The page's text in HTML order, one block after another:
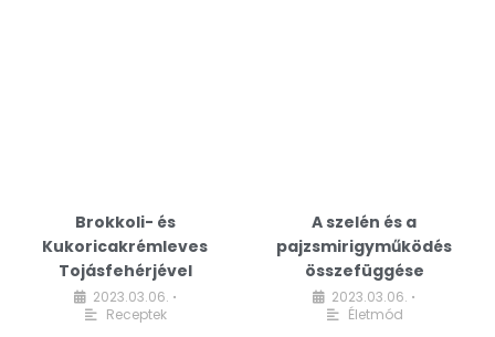
Brokkoli- és
Kukoricakrémleves
Tojásfehérjével
2023.03.06. •
Receptek
A szelén és a
pajzsmirigyműködés
összefüggése
2023.03.06. •
Életmód